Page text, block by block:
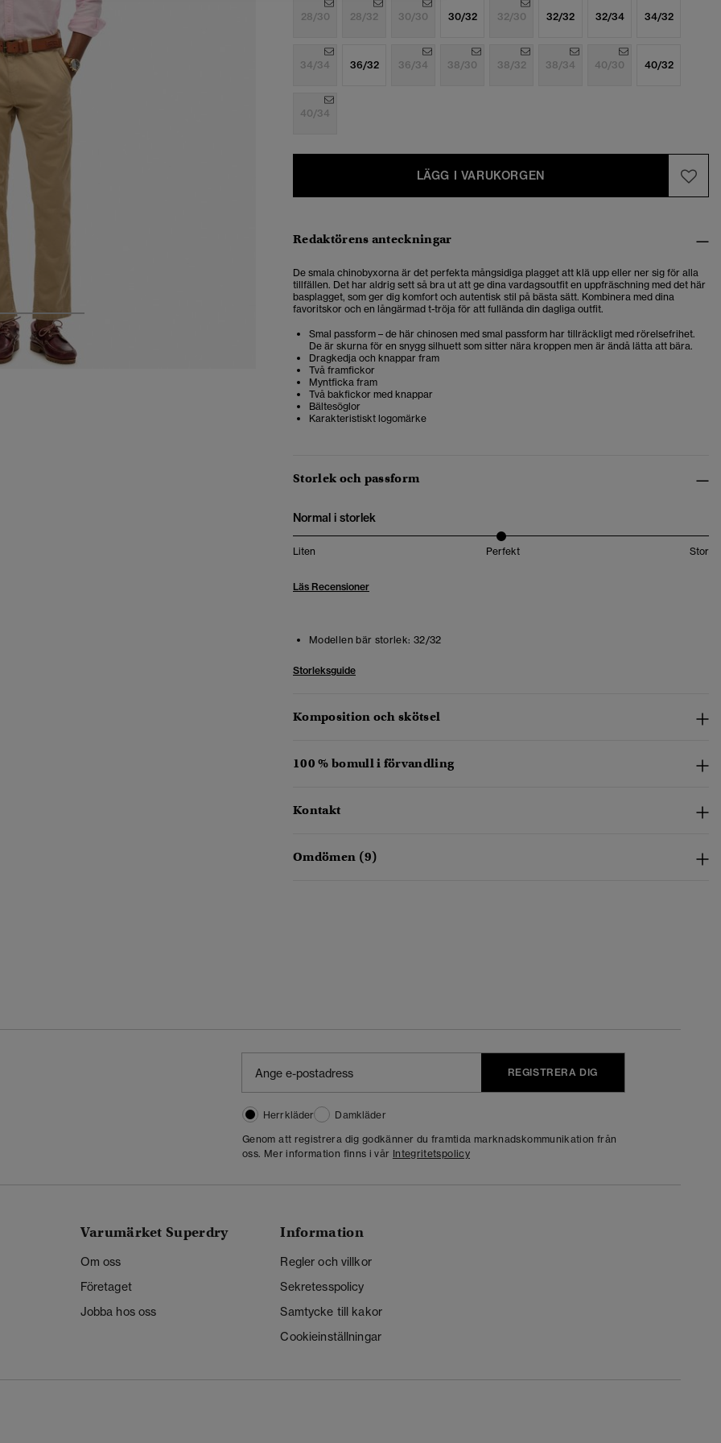
3 4 5
28/30 28/32 30/30 30/32 32/30 32/32 32/34 34/32
34/34 36/32 36/34 38/30 38/32 38/34 40/30 40/32
40/34
LÄGG I VARUKORGEN
Redaktörens anteckningar
De smala chinobyxorna är det perfekta mångsidiga plagget att klä upp eller ner sig för alla
tillfällen. Det har aldrig sett så bra ut att ge dina vardagsoutfit en uppfräschning med det här
basplagget, som ger dig komfort och autentisk stil på bästa sätt. Kombinera med dina
favoritskor och en långärmad t-tröja för att fullända din dagliga outfit.
Smal passform – de här chinosen med smal passform har tillräckligt med rörelsefrihet.
De är skurna för en snygg silhuett som sitter nära kroppen men är ändå lätta att bära.
Dragkedja och knappar fram
Två framfickor
Myntficka fram
Två bakfickor med knappar
Bältesöglor
Karakteristiskt logomärke
Storlek och passform
Normal i storlek
Liten Perfekt Stor
Läs Recensioner
Modellen bär storlek: 32/32
Storleksguide
Komposition och skötsel
100 % bomull i förvandling
Kontakt
Omdömen (9)
REGISTRERA DIG
Herrkläder
Damkläder
Genom att registrera dig godkänner du framtida marknadskommunikation från
oss. Mer information finns i vår Integritetspolicy
Varumärket Superdry
Om oss
Företaget
Jobba hos oss
Information
Regler och villkor
Sekretesspolicy
Samtycke till kakor
Cookieinställningar